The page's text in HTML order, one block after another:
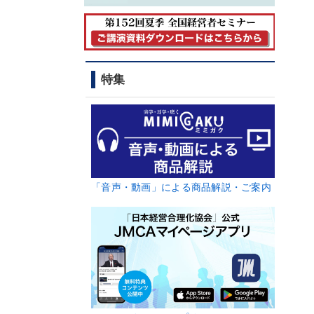
特集
「音声・動画」による商品解説・ご案内